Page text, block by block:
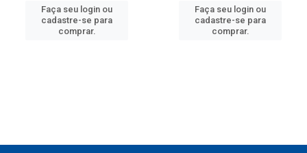
Faça seu login ou
cadastre-se para
comprar.
Faça seu login ou
cadastre-se para
comprar.